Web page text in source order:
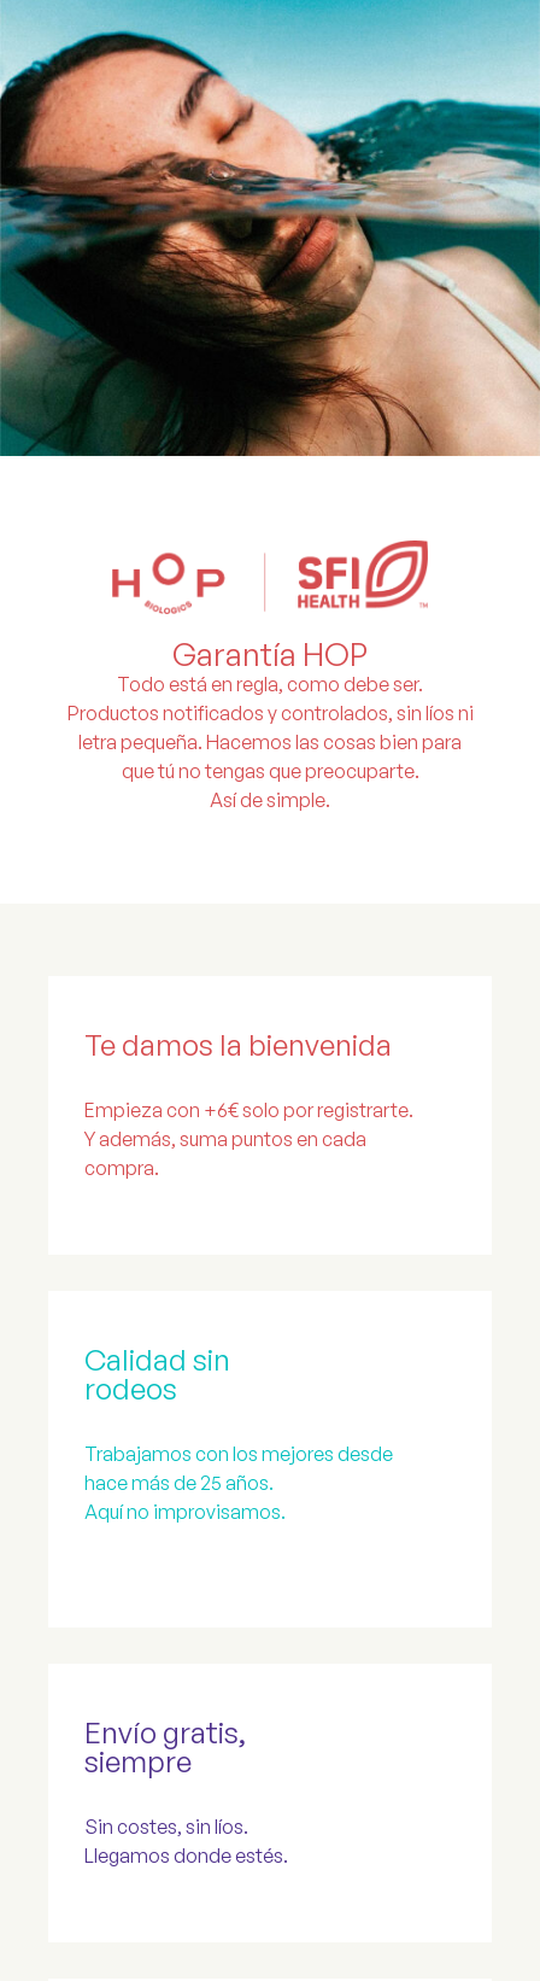
Garantía HOP
Todo está en regla, como debe ser.
Productos notificados y controlados, sin líos ni
letra pequeña. Hacemos las cosas bien para
que tú no tengas que preocuparte.
Así de simple.
Te damos la bienvenida
Empieza con +6€ solo por registrarte.
Y además, suma puntos en cada
compra.
Calidad sin
rodeos
Trabajamos con los mejores desde
hace más de 25 años.
Aquí no improvisamos.
Envío gratis,
siempre
Sin costes, sin líos.
Llegamos donde estés.